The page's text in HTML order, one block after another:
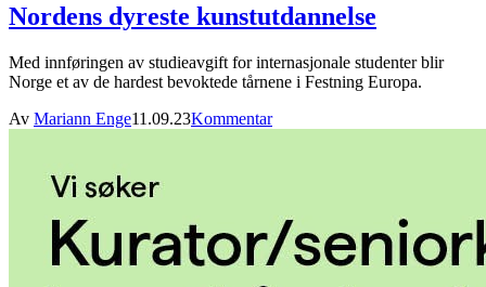
Nordens dyreste kunstutdannelse
Med innføringen av studieavgift for internasjonale studenter blir
Norge et av de hardest bevoktede tårnene i Festning Europa.
Av Mariann Enge11.09.23Kommentar